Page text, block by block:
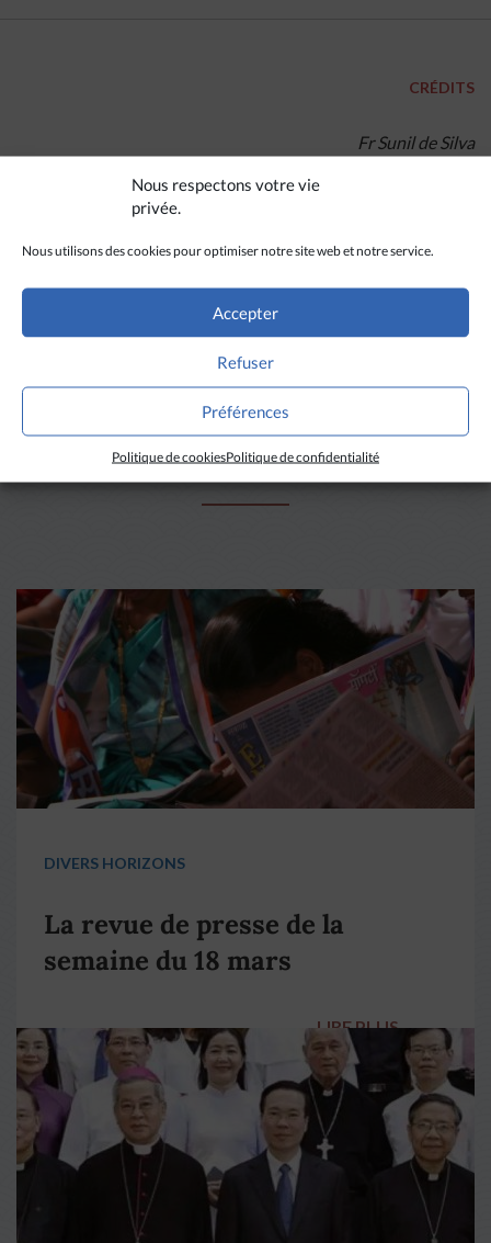
Nous respectons votre vie
privée.
Nous utilisons des cookies pour optimiser notre site web et notre service.
Accepter
Refuser
Préférences
Politique de cookiesPolitique de confidentialité
CRÉDITS
Fr Sunil de Silva
A LIRE AUSSI
DIVERS HORIZONS
La revue de presse de la
semaine du 18 mars
LIRE PLUS →